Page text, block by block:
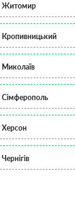
Житомир
Кропивницький
Миколаїв
Сімферополь
Херсон
Чернігів